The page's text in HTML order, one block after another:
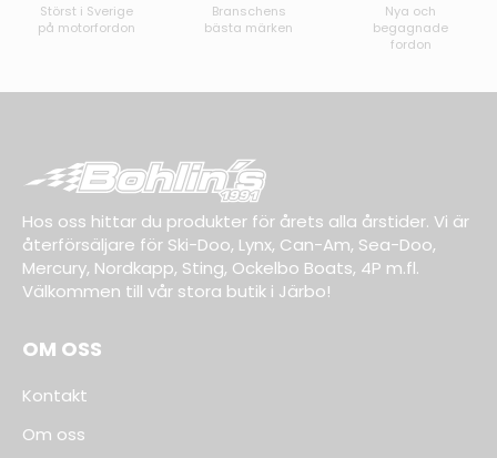
Störst i Sverige
på motorfordon
Branschens
bästa märken
Nya och
begagnade
fordon
Hos oss hittar du produkter för årets alla årstider. Vi är
återförsäljare för Ski-Doo, Lynx, Can-Am, Sea-Doo,
Mercury, Nordkapp, Sting, Ockelbo Boats, 4P m.fl.
Välkommen till vår stora butik i Järbo!
OM OSS
Kontakt
Om oss